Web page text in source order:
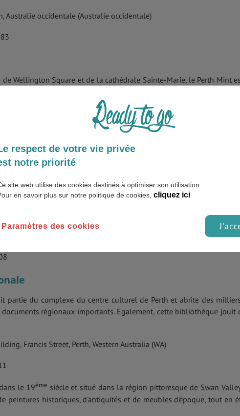
Australie occidentale (Australie occidentale)
de Wellington Square et de la cathédrale Sainte-Marie, le Perth Mint
de monnaies. Construit au 19
de lingots d’or, ainsi qu’une boutique de souvenirs.
Australia (WA)
de Perth
cet établissement se trouve en face du Parlement et à proximité
édifice vous propose d’apprécier une architecture hallucinante,
historiques.
Western Australia (WA)
partie du complexe du centre culturel de Perth et abrite des
régionaux importants. Egalement, cette bibliothèque jouit
Francis Street, Perth, Western Australia (WA)
le 19ème siècle et situé dans la région pittoresque de Swan
peintures historiques, d'antiquités et de meubles d'époque, tout en
respect de votre vie privée
notre priorité
site web utilise des cookies destinés à optimiser son utilisation.
en savoir plus sur notre politique de cookies, cliquez ici
Paramètres des cookies